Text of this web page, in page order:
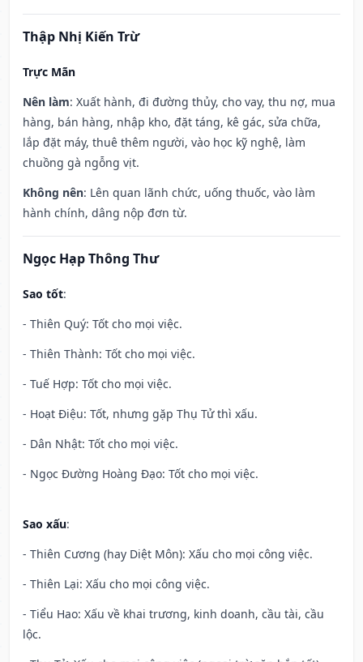
Thập Nhị Kiến Trừ
Trực Mãn
Nên làm: Xuất hành, đi đường thủy, cho vay, thu nợ, mua
hàng, bán hàng, nhập kho, đặt táng, kê gác, sửa chữa,
lắp đặt máy, thuê thêm người, vào học kỹ nghệ, làm
chuồng gà ngỗng vịt.
Không nên: Lên quan lãnh chức, uống thuốc, vào làm
hành chính, dâng nộp đơn từ.
Ngọc Hạp Thông Thư
Sao tốt:
- Thiên Quý: Tốt cho mọi việc.
- Thiên Thành: Tốt cho mọi việc.
- Tuế Hợp: Tốt cho mọi việc.
- Hoạt Điệu: Tốt, nhưng gặp Thụ Tử thì xấu.
- Dân Nhật: Tốt cho mọi việc.
- Ngọc Đường Hoàng Đạo: Tốt cho mọi việc.
Sao xấu:
- Thiên Cương (hay Diệt Môn): Xấu cho mọi công việc.
- Thiên Lại: Xấu cho mọi công việc.
- Tiểu Hao: Xấu về khai trương, kinh doanh, cầu tài, cầu
lộc.